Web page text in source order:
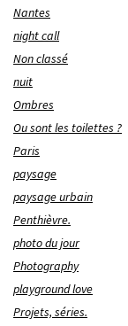
Nantes
night call
Non classé
nuit
Ombres
Ou sont les toilettes ?
Paris
paysage
paysage urbain
Penthièvre.
photo du jour
Photography
playground love
Projets, séries.